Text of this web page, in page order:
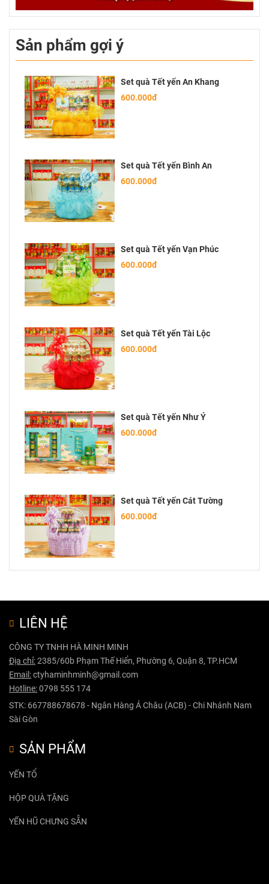
Sản phẩm gợi ý
Set quà Tết yến An Khang
600.000đ
Set quà Tết yến Bình An
600.000đ
Set quà Tết yến Vạn Phúc
600.000đ
Set quà Tết yến Tài Lộc
600.000đ
Set quà Tết yến Như Ý
600.000đ
Set quà Tết yến Cát Tường
600.000đ
LIÊN HỆ
CÔNG TY TNHH HÀ MINH MINH
Địa chỉ:2385/60b Phạm Thế Hiển, Phường 6, Quận 8, TP.HCM
Email:ctyhaminhminh@gmail.com
Hotline:0798 555 174
STK: 667788678678 - Ngân Hàng Á Châu (ACB) - Chi Nhánh Nam
Sài Gòn
SẢN PHẨM
YẾN TỔ
HỘP QUÀ TẶNG
YẾN HŨ CHƯNG SẴN